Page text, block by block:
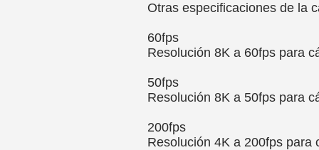
Otras especificaciones de la
60fps
Resolución 8K a 60fps para
50fps
Resolución 8K a 50fps para
200fps
Resolución 4K a 200fps para